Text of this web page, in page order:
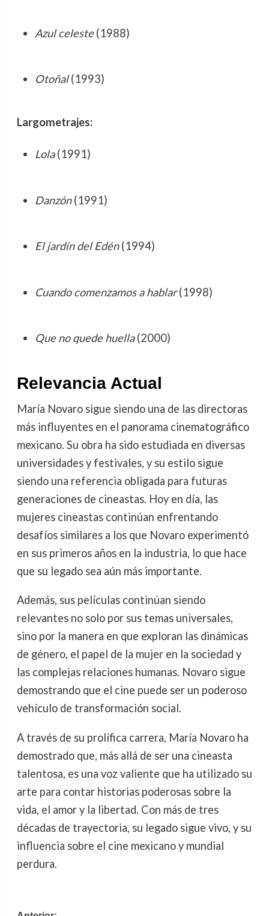
Azul celeste(1988)
Otoñal(1993)
Largometrajes:
Lola(1991)
Danzón(1991)
El jardín del Edén(1994)
Cuando comenzamos a hablar(1998)
Que no quede huella(2000)
Relevancia Actual
María Novaro sigue siendo una de las directoras
más influyentes en el panorama cinematográfico
mexicano. Su obra ha sido estudiada en diversas
universidades y festivales, y su estilo sigue
siendo una referencia obligada para futuras
generaciones de cineastas. Hoy en día, las
mujeres cineastas continúan enfrentando
desafíos similares a los que Novaro experimentó
en sus primeros años en la industria, lo que hace
que su legado sea aún más importante.
Además, sus películas continúan siendo
relevantes no solo por sus temas universales,
sino por la manera en que exploran las dinámicas
de género, el papel de la mujer en la sociedad y
las complejas relaciones humanas. Novaro sigue
demostrando que el cine puede ser un poderoso
vehículo de transformación social.
A través de su prolífica carrera, María Novaro ha
demostrado que, más allá de ser una cineasta
talentosa, es una voz valiente que ha utilizado su
arte para contar historias poderosas sobre la
vida, el amor y la libertad. Con más de tres
décadas de trayectoria, su legado sigue vivo, y su
influencia sobre el cine mexicano y mundial
perdura.